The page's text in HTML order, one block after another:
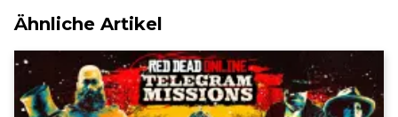
Ähnliche Artikel